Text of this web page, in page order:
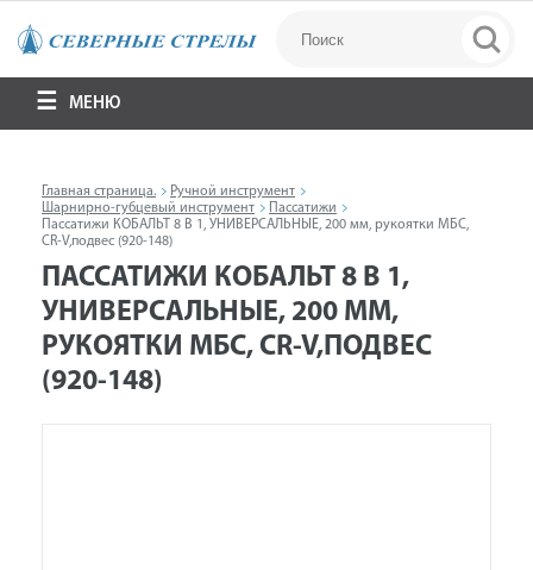
МЕНЮ
Главная страница.
Ручной инструмент
Шарнирно-губцевый инструмент
Пассатижи
Пассатижи КОБАЛЬТ 8 В 1, УНИВЕРСАЛЬНЫЕ, 200 мм, рукоятки МБС,
CR-V,подвес (920-148)
ПАССАТИЖИ КОБАЛЬТ 8 В 1,
УНИВЕРСАЛЬНЫЕ, 200 ММ,
РУКОЯТКИ МБС, CR-V,ПОДВЕС
(920-148)